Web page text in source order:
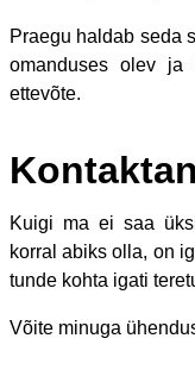
Praegu haldab seda
omanduses olev ja
ettevõte.
Kuigi ma ei saa
korral abiks olla, on
tunde kohta igati
Võite minuga